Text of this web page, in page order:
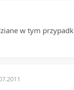
w tym